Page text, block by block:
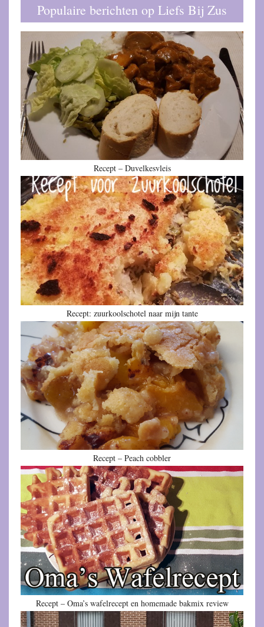
Populaire berichten op Liefs Bij Zus
Recept – Duvelkesvleis
Recept: zuurkoolschotel naar mijn tante
Recept – Peach cobbler
Recept – Oma’s wafelrecept en homemade bakmix review